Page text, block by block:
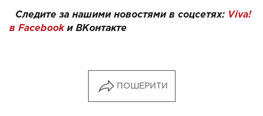
Следите за нашими новостями в соцсетях: Viva!
в Facebookи ВКонтакте
ПОШЕРИТИ